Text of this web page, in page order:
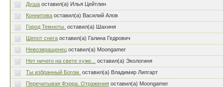
Душа оставил(а) Илья Цейтлин
Коннитива оставил(а) Василий Алов
Город Темноты. оставил(а) Шахиня
Шепот снега оставил(а) Галина Гедрович
Невозвращенец оставил(а) Moongamer
Нет ничего на свете хуже...
оставил(а) Экологиня
Ты избранный Богом.
оставил(а) Владимир Липгарт
Перечитывая Фэрра. Отражения оставил(а) Moongamer